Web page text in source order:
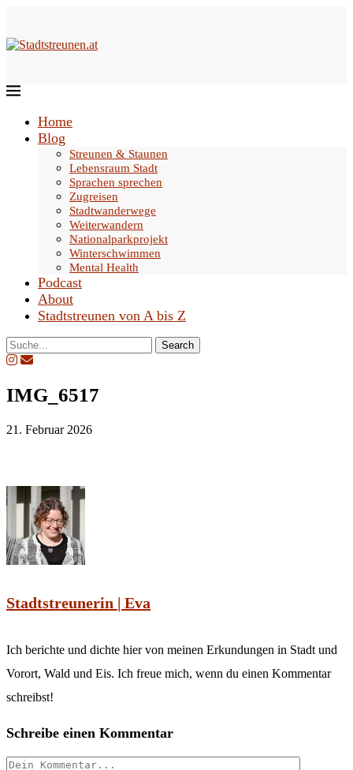
Home
Blog
Streunen & Staunen
Lebensraum Stadt
Sprachen sprechen
Zugreisen
Stadtwanderwege
Weiterwandern
Nationalparkprojekt
Winterschwimmen
Mental Health
Podcast
About
Stadtstreunen von A bis Z
Search
IMG_6517
21. Februar 2026
Stadtstreunerin | Eva
Ich berichte und dichte hier von meinen Erkundungen in Stadt und
Vorort, Wald und Eis. Ich freue mich, wenn du einen Kommentar
schreibst!
Schreibe einen Kommentar